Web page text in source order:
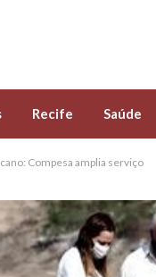
Recife Saúde
Compesa amplia serviço